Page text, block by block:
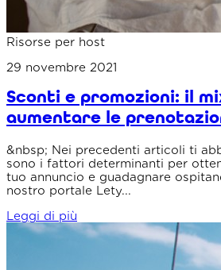
Risorse per host
29 novembre 2021
Sconti e promozioni: il
aumentare le
&nbsp; Nei precedenti articoli ti
sono i fattori determinanti per
tuo annuncio e guadagnare
nostro portale Lety...
Leggi di più